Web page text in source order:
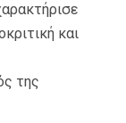
και
της